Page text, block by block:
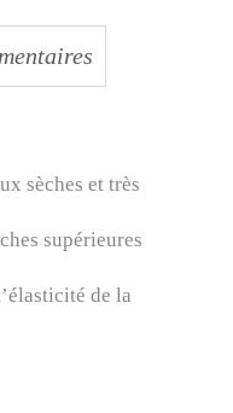
sèches et très
supérieures
de la